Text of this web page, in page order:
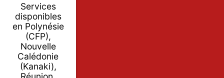
Services
disponibles
en Polynésie
(CFP),
Nouvelle
Calédonie
(Kanaki),